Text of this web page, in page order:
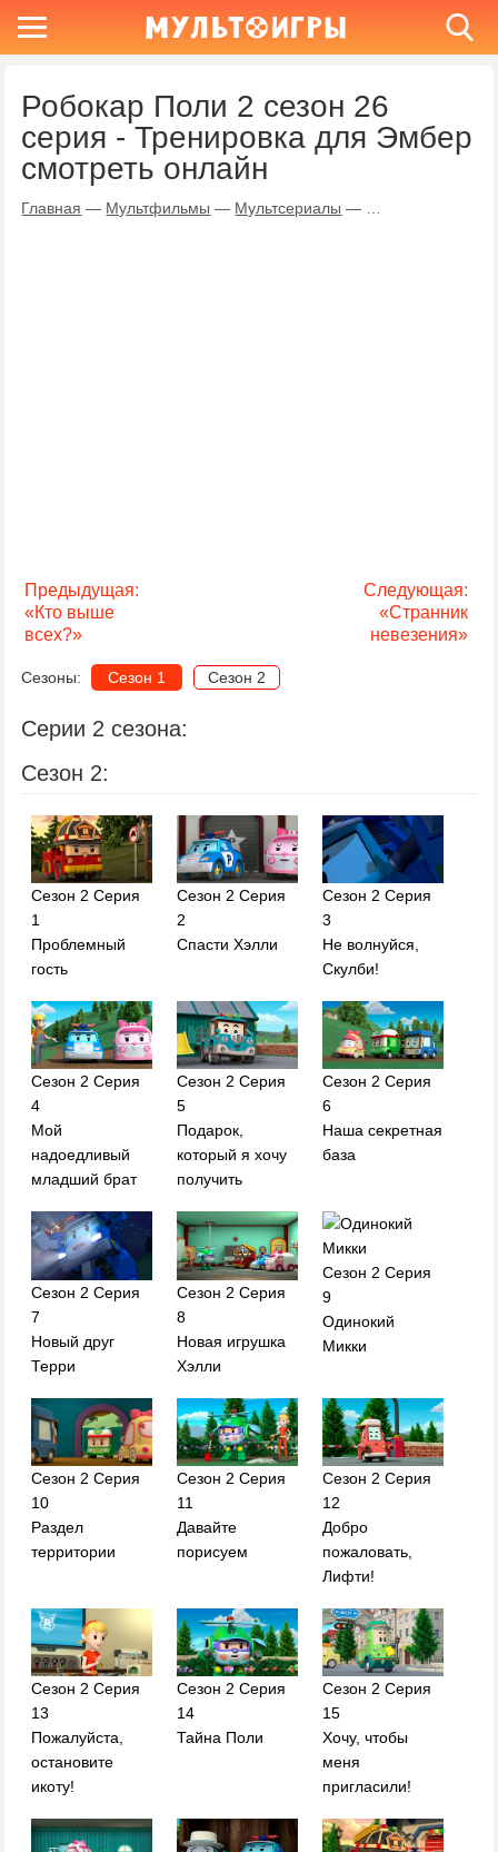
Робокар Поли 2 сезон 26
серия - Тренировка для Эмбер
смотреть онлайн
Главная — Мультфильмы — Мультсериалы —
Предыдущая:
«Кто выше
всех?»
Следующая:
«Странник
невезения»
Сезоны: Сезон 1 Сезон 2
Серии 2 сезона:
Сезон 2:
Сезон 2 Серия
1
Проблемный
гость
Сезон 2 Серия
2
Спасти Хэлли
Сезон 2 Серия
3
Не волнуйся,
Скулби!
Сезон 2 Серия
4
Мой
надоедливый
младший брат
Сезон 2 Серия
5
Подарок,
который я хочу
получить
Сезон 2 Серия
6
Наша секретная
база
Сезон 2 Серия
7
Новый друг
Терри
Сезон 2 Серия
8
Новая игрушка
Хэлли
Сезон 2 Серия
9
Одинокий
Микки
Сезон 2 Серия
10
Раздел
территории
Сезон 2 Серия
11
Давайте
порисуем
Сезон 2 Серия
12
Добро
пожаловать,
Лифти!
Сезон 2 Серия
13
Пожалуйста,
остановите
икоту!
Сезон 2 Серия
14
Тайна Поли
Сезон 2 Серия
15
Хочу, чтобы
меня
пригласили!